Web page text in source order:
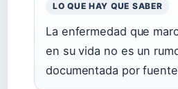
LO QUE HAY QUE SABER
La enfermedad que
en su vida no es un
documentada por